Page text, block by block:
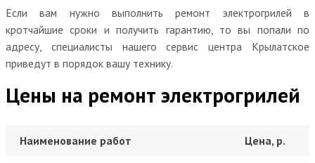
Если вам нужно выполнить ремонт электрогрилей в
кротчайшие сроки и получить гарантию, то вы попали по
адресу, специалисты нашего сервис центра Крылатское
приведут в порядок вашу технику.
Цены на ремонт электрогрилей
Наименование работ Цена, р.